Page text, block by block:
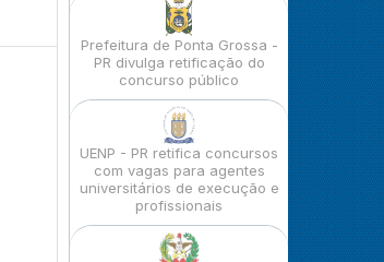
Prefeitura de Ponta Grossa -
PR divulga retificação do
concurso público
UENP - PR retifica concursos
com vagas para agentes
universitários de execução e
profissionais